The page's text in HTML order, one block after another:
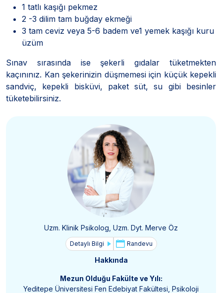
1 tatlı kaşığı pekmez
2 -3 dilim tam buğday ekmeği
3 tam ceviz veya 5-6 badem ve1 yemek kaşığı kuru
üzüm
Sınav sırasında ise şekerli gıdalar tüketmekten
kaçınınız. Kan şekerinizin düşmemesi için küçük kepekli
sandviç, kepekli bisküvi, paket süt, su gibi besinler
tüketebilirsiniz.
Uzm. Klinik Psikolog, Uzm. Dyt. Merve Öz
Detaylı Bilgi Randevu
Hakkında
Mezun Olduğu Fakülte ve Yılı:
Yeditepe Üniversitesi Fen Edebiyat Fakültesi, Psikoloji